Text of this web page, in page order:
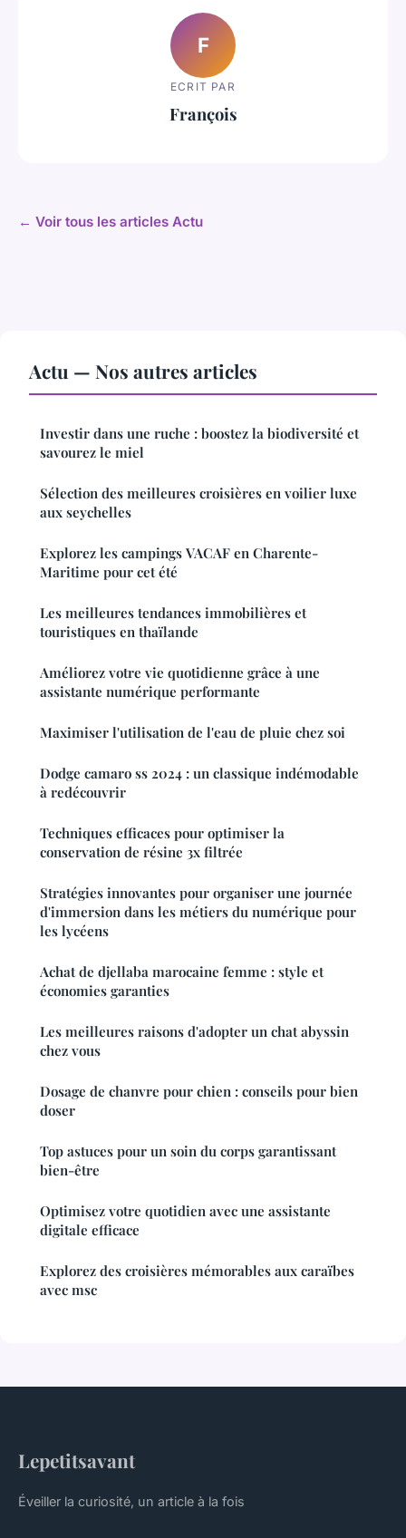
F
ECRIT PAR
François
← Voir tous les articles Actu
Actu — Nos autres articles
Investir dans une ruche : boostez la biodiversité et
savourez le miel
Sélection des meilleures croisières en voilier luxe
aux seychelles
Explorez les campings VACAF en Charente-
Maritime pour cet été
Les meilleures tendances immobilières et
touristiques en thaïlande
Améliorez votre vie quotidienne grâce à une
assistante numérique performante
Maximiser l'utilisation de l'eau de pluie chez soi
Dodge camaro ss 2024 : un classique indémodable
à redécouvrir
Techniques efficaces pour optimiser la
conservation de résine 3x filtrée
Stratégies innovantes pour organiser une journée
d'immersion dans les métiers du numérique pour
les lycéens
Achat de djellaba marocaine femme : style et
économies garanties
Les meilleures raisons d'adopter un chat abyssin
chez vous
Dosage de chanvre pour chien : conseils pour bien
doser
Top astuces pour un soin du corps garantissant
bien-être
Optimisez votre quotidien avec une assistante
digitale efficace
Explorez des croisières mémorables aux caraïbes
avec msc
Lepetitsavant
Éveiller la curiosité, un article à la fois